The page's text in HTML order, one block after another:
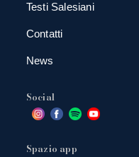
Testi Salesiani
Contatti
News
Social
Spazio app